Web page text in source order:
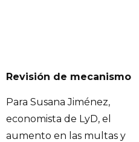
Revisión de mecanismo
Para Susana Jiménez,
economista de LyD, el
aumento en las multas y